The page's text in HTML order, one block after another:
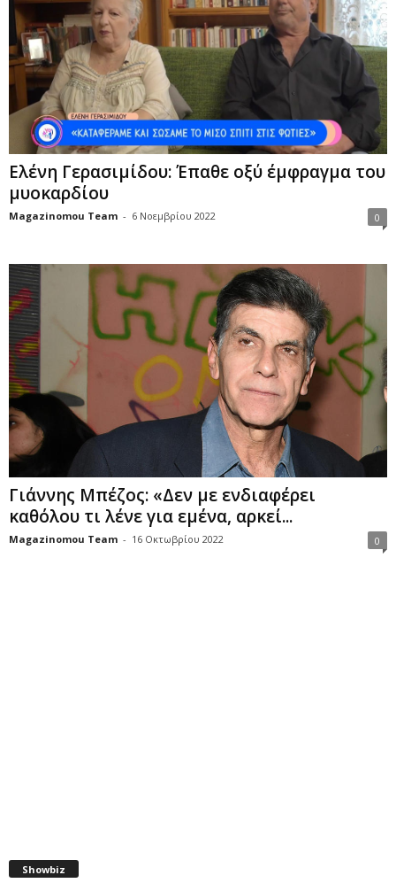
Ελένη Γερασιμίδου: Έπαθε οξύ έμφραγμα του
μυοκαρδίου
Magazinomou Team - 6 Νοεμβρίου 2022 0
Γιάννης Μπέζος: «Δεν με ενδιαφέρει
καθόλου τι λένε για εμένα, αρκεί...
Magazinomou Team - 16 Οκτωβρίου 2022 0
Showbiz